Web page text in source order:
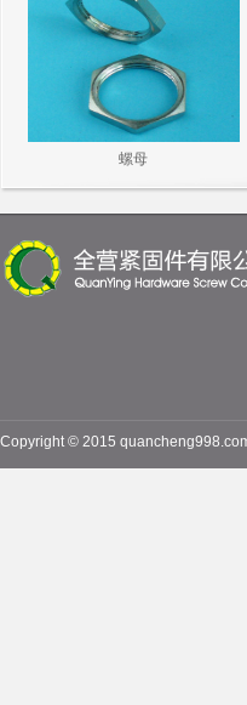
螺母
Copyright © 2015